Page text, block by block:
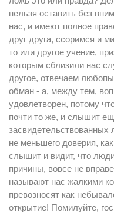
нельзя оставить без
нас, и имеют полное
друг друга, ссоримся и
то или другое учение,
которым сблизили нас
другое, отвечаем
обман - а, между тем,
удовлетворен, потому
почти то же, и слышит
не меньшего доверия,
слышит и видит, что
причины, вовсе не
называют нас жалкими
превозносят как
открытие! Помилуйте,